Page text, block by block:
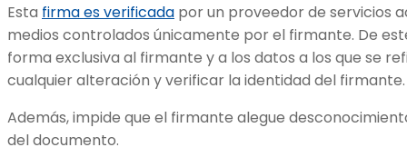
Esta firma es verificada por un proveedor de servicios
medios controlados únicamente por el firmante. De
forma exclusiva al firmante y a los datos a los que se
cualquier alteración y verificar la identidad del
Además, impide que el firmante alegue
del documento.